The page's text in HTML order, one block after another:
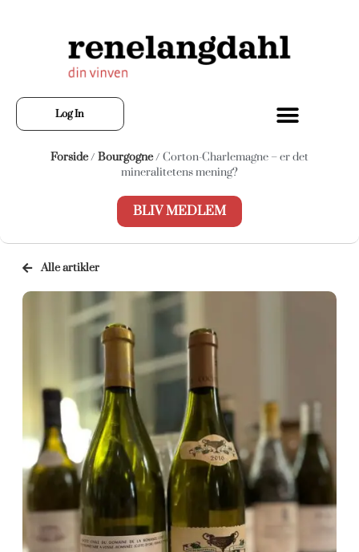
Log In
Forside/ Bourgogne/ Corton-Charlemagne – er det
mineralitetens mening?
BLIV MEDLEM
Alle artikler